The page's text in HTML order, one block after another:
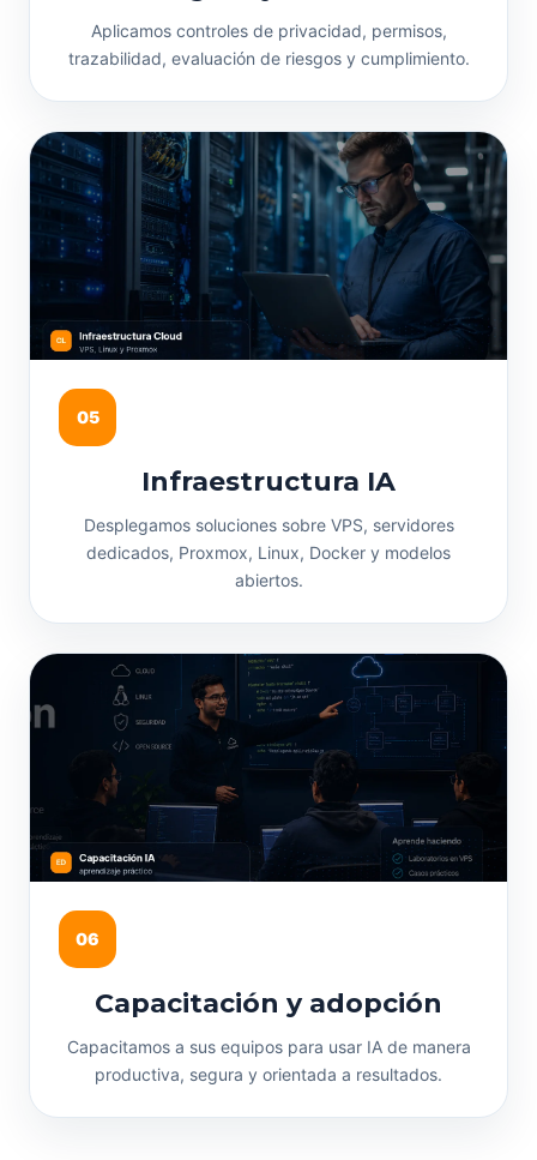
Aplicamos controles de privacidad, permisos,
trazabilidad, evaluación de riesgos y cumplimiento.
05
Infraestructura IA
Desplegamos soluciones sobre VPS, servidores
dedicados, Proxmox, Linux, Docker y modelos
abiertos.
06
Capacitación y adopción
Capacitamos a sus equipos para usar IA de manera
productiva, segura y orientada a resultados.